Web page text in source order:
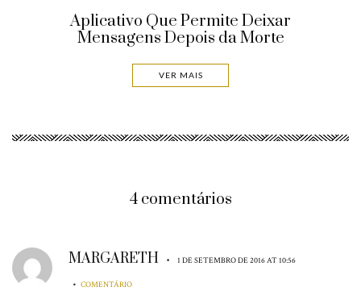
Aplicativo Que Permite Deixar
Mensagens Depois da Morte
VER MAIS
4 comentários
MARGARETH • 1 DE SETEMBRO DE 2016 AT 10:56
• COMENTÁRIO